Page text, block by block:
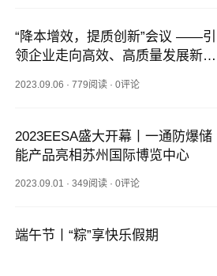
“降本增效，提质创新”会议 ——引
领企业走向高效、高质量发展新阶
2023.09.06 ·779阅读 ·0评论
2023EESA盛大开幕丨一通防爆储
能产品亮相苏州国际博览中心
2023.09.01 ·349阅读 ·0评论
端午节丨“粽”享快乐假期